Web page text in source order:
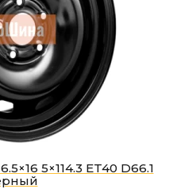
5×114.3 ET40 D66.1